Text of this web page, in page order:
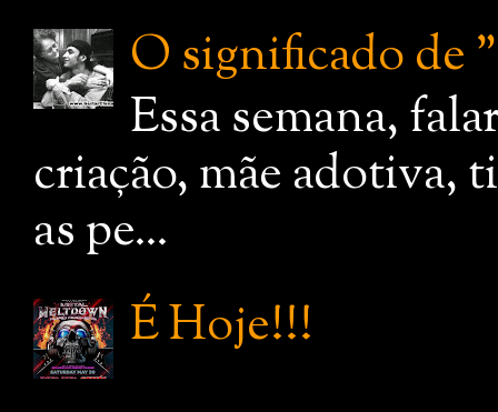
O significado de
Essa semana,
criação, mãe adotiva,
as pe...
É Hoje!!!